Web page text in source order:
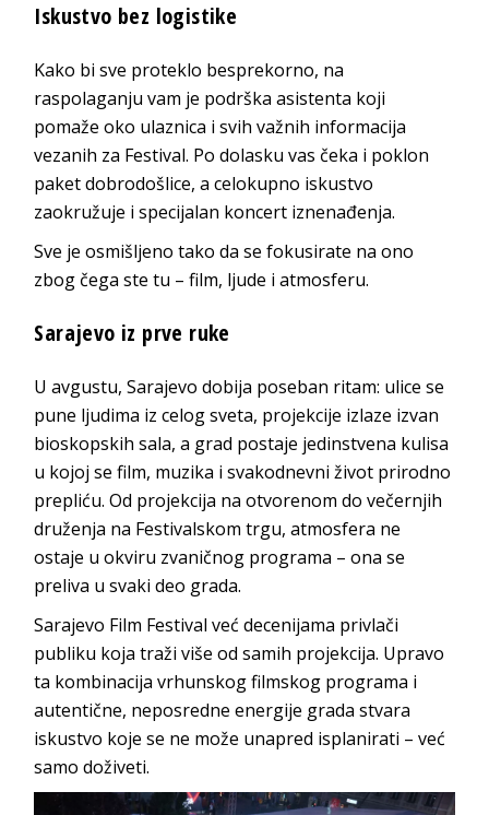
Iskustvo bez logistike
Kako bi sve proteklo besprekorno, na
raspolaganju vam je podrška asistenta koji
pomaže oko ulaznica i svih važnih informacija
vezanih za Festival. Po dolasku vas čeka i poklon
paket dobrodošlice, a celokupno iskustvo
zaokružuje i specijalan koncert iznenađenja.
Sve je osmišljeno tako da se fokusirate na ono
zbog čega ste tu – film, ljude i atmosferu.
Sarajevo iz prve ruke
U avgustu, Sarajevo dobija poseban ritam: ulice se
pune ljudima iz celog sveta, projekcije izlaze izvan
bioskopskih sala, a grad postaje jedinstvena kulisa
u kojoj se film, muzika i svakodnevni život prirodno
prepliću. Od projekcija na otvorenom do večernjih
druženja na Festivalskom trgu, atmosfera ne
ostaje u okviru zvaničnog programa – ona se
preliva u svaki deo grada.
Sarajevo Film Festival već decenijama privlači
publiku koja traži više od samih projekcija. Upravo
ta kombinacija vrhunskog filmskog programa i
autentične, neposredne energije grada stvara
iskustvo koje se ne može unapred isplanirati – već
samo doživeti.